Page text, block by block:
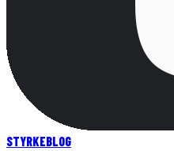
STYRKEBLOG